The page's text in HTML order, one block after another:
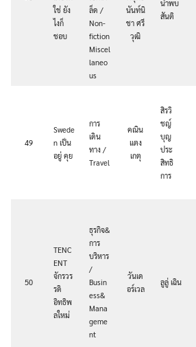
ใช่ ยัง
ไงก็
ชอบ
ล็ด /
Non-
fiction
Miscel
laneo
us
นันท์นิ
ชา ศรี
วุฒิ
นำพบ
สันติ
49
Swede
n เป็น
อยู่ คุย
การ
เดิน
ทาง /
Travel
คณิน
แตง
เกตุ
สิรวิ
ชญ์
บุญ
ประ
สิทธิ
การ
50
TENC
ENT
จักรวร
รดิ
อิทธิพ
ลใหม่
ธุรกิจ&
การ
บริหาร
/
Busin
ess&
Mana
geme
nt
วันเด
อร์เวล
ลูลู่ เฉิน